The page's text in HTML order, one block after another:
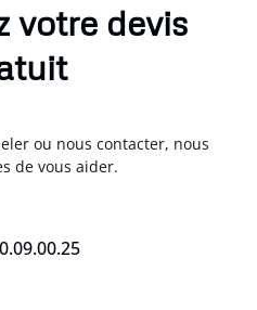
votre devis
ou nous contacter, nous
de vous aider.